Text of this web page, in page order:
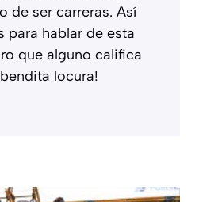
de ser carreras. Así
para hablar de esta
que alguno califica
locura!